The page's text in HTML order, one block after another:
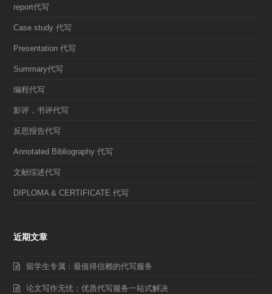
report代写
Case study 代写
Presentation 代写
Summary代写
编程代写
影评，书评代写
反思报告代写
Annotated Bibliography 代写
文献综述代写
DIPLOMA & CERTIFICATE 代写
近期文章
留学生专属：最值得信赖的代写服务
论文写作无忧：优质代写服务一站式解决